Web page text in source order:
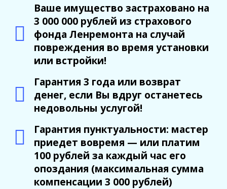
Ваше имущество застраховано на
3 000 000 рублей из страхового
фонда Ленремонта на случай
повреждения во время установки
или встройки!
Гарантия 3 года или возврат
денег, если Вы вдруг останетесь
недовольны услугой!
Гарантия пунктуальности: мастер
приедет вовремя — или платим
100 рублей за каждый час его
опоздания (максимальная сумма
компенсации 3 000 рублей)